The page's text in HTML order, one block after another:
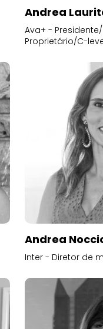
Andrea
Ava+ -
Proprietário/C-
Andrea
Inter - Diretor de